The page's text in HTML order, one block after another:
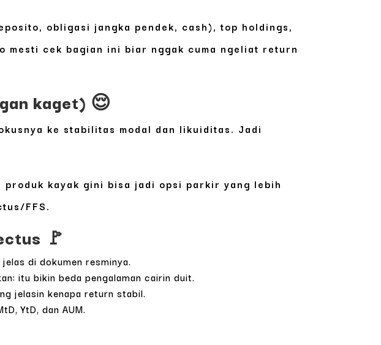
obligasi jangka pendek, cash),top holdings,
mesti cek bagian ini biar nggak cuma ngeliat return
kaget) 😌
ke stabilitas modal dan likuiditas. Jadi
kayak gini bisa jadi opsi parkir yang lebih
FFS.
🚩
di dokumen resminya.
itu bikin beda pengalaman cairin duit.
jelasin kenapa return stabil.
YtD, dan AUM.